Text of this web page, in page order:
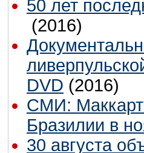
50 лет
(2016)
DVD (2016)
СМИ:
Бразилии в
30 августа